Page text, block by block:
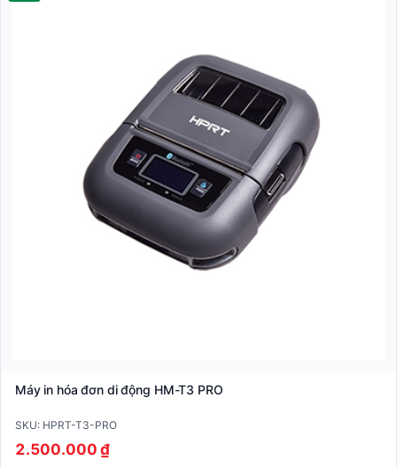
Máy in hóa đơn di động HM-T3 PRO
SKU: HPRT-T3-PRO
2.500.000 ₫